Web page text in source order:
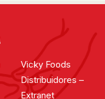
Vicky Foods
Distribuidores –
Extranet